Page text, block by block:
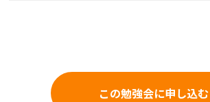
この勉強会に申し込む